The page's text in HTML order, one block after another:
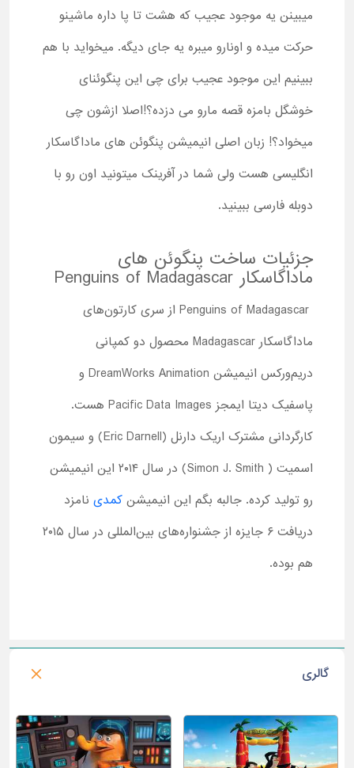
میبینن یه موجود عجیب که هشت تا پا داره ماشینو
حرکت میده و اونارو میبره یه جای دیگه. میخواید با هم
ببینیم این موجود عجیب برای چی این پنگوئنای
خوشگل بامزه قصه مارو می دزده؟!اصلا ازشون چی
میخواد؟! زبان اصلی انیمیشن پنگوئن های ماداگاسکار
انگلیسی هست ولی شما در آفرینک میتونید اون رو با
دوبله فارسی ببینید.
جزئیات ساخت پنگوئن های
ماداگاسکار Penguins of Madagascar
Penguins of Madagascar از سری کارتون‌های
ماداگاسکار Madagascar محصول دو کمپانی
دریم‌ورکس انیمیشن DreamWorks Animation و
پاسفیک دیتا ایمجز Pacific Data Images هست.
کارگردانی مشترک اریک دارنل (Eric Darnell) و سیمون
اسمیت ( Simon J. Smith) در سال ۲۰۱۴ این انیمیشن
رو تولید کرده. جالبه بگم این انیمیشن کمدی نامزد
دریافت ۶ جایزه از جشنواره‌های بین‌المللی در سال ۲۰۱۵
هم بوده.
گالری